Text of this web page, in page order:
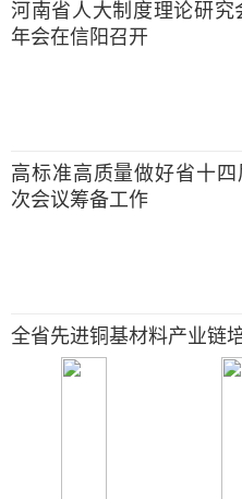
河南省人大制度理论研究
年会在信阳召开
高标准高质量做好省十四
次会议筹备工作
全省先进铜基材料产业链